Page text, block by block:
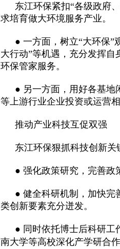
东江环保紧扣“各级政府
求培育做大环境服务产业。
● 一方面，树立“大环保”
大行动”等机遇，充分发挥自
环保管家服务。
● 另一方面，用好各基地
等上游行业企业投资或运营
推动产业科技互促双强
东江环保狠抓科技创新关
● 强化政策研究，完善政
● 健全科研机制，加快完
类创新要素充分迸发。
● 同时依托博士后科研工
南大学等高校深化产学研合